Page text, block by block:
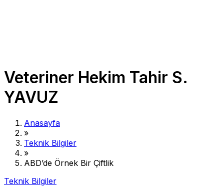
Veteriner Hekim Tahir S.
YAVUZ
Anasayfa
»
Teknik Bilgiler
»
ABD’de Örnek Bir Çiftlik
Teknik Bilgiler